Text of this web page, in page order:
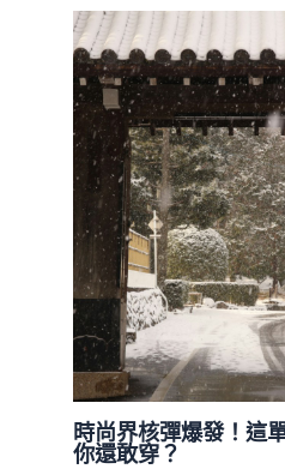
時尚界核彈爆發！這
你還敢穿？